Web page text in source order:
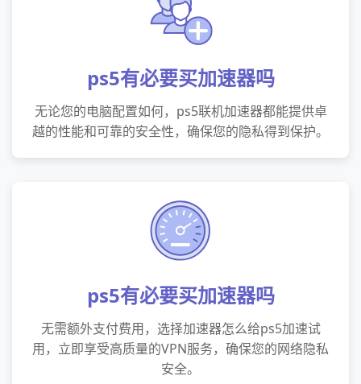
ps5有必要买加速器吗
无论您的电脑配置如何，ps5联机加速器都能提供卓
越的性能和可靠的安全性，确保您的隐私得到保护。
ps5有必要买加速器吗
无需额外支付费用，选择加速器怎么给ps5加速试
用，立即享受高质量的VPN服务，确保您的网络隐私
安全。